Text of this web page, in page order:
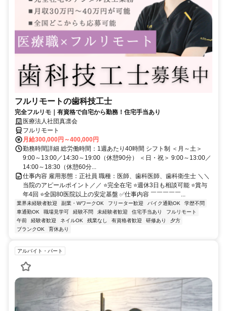
フルリモートの歯科技工士
完全フルリモ｜有資格で自宅から勤務！住宅手当あり
医療法人社団真凛会
フルリモート
月給300,000円～400,000円
勤務時間詳細 総労働時間：1週あたり40時間 シフト制 ＜月～土＞
9:00～13:00／14:30～19:00（休憩90分） ＜日・祝＞ 9:00～13:00／
14:00～18:30（休憩60分...
仕事内容 雇用形態：正社員 職種：医師、歯科医師、歯科衛生士 ＼＼
当院のアピールポイント／／ ⭐完全在宅 ⭐週休3日も相談可能 ⭐賞与
年4回 ⭐全国80医院以上の安定基盤 ✅仕事内容 ￣￣￣￣￣...
業界未経験者歓迎 副業・WワークOK フリーター歓迎 バイク通勤OK
学歴不問
車通勤OK
職場見学可 経験不問 未経験者歓迎 住宅手当あり
フルリモート
午前
経験者歓迎 ネイルOK 残業なし 有資格者歓迎 研修あり
夕方
ブランクOK
育休あり
アルバイト・パート